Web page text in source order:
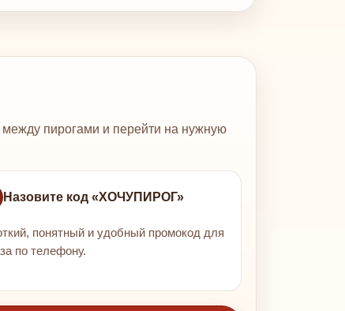
между пирогами и перейти на нужную
Назовите код «ХОЧУПИРОГ»
понятный и удобный промокод для
по телефону.